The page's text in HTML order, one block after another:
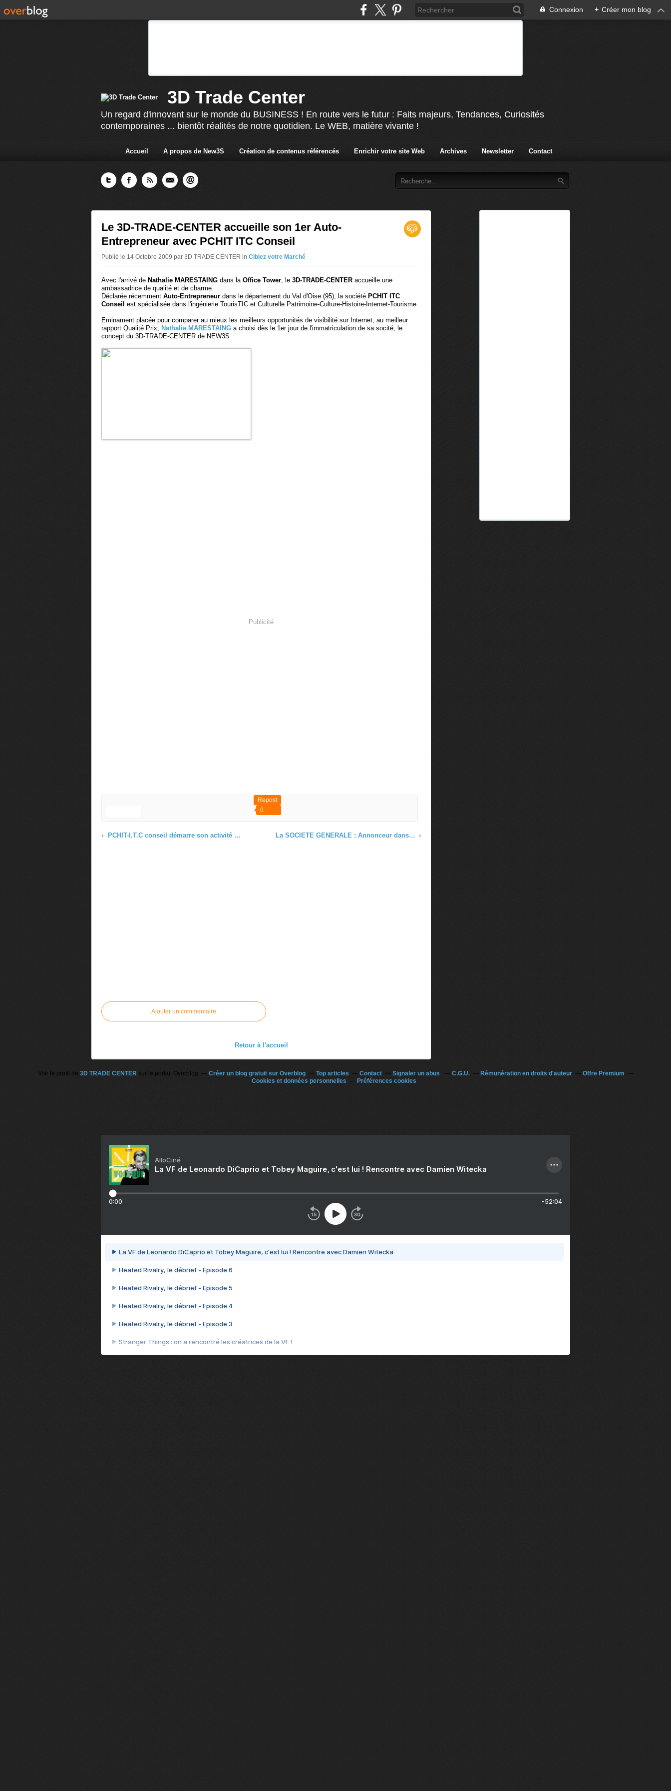
Connexion + Créer mon blog
3D Trade Center
Un regard d'innovant sur le monde du BUSINESS ! En route vers le futur : Faits majeurs, Tendances, Curiosités
contemporaines ... bientôt réalités de notre quotidien. Le WEB, matière vivante !
Accueil A propos de New3S Création de contenus référencés Enrichir votre site Web Archives Newsletter Contact
Le 3D-TRADE-CENTER accueille son 1er Auto-
Entrepreneur avec PCHIT ITC Conseil
Publié le 14 Octobre 2009 par 3D TRADE CENTER in Ciblez votre Marché
Avec l'arrivé de Nathalie MARESTAING dans la Office Tower, le 3D-TRADE-CENTER accueille une
ambassadrice de qualité et de charme.
Déclarée récemment Auto-Entrepreneur dans le département du Val d'Oise (95), la société PCHIT ITC
Conseil est spécialisée dans l'ingénierie TourisTIC et Culturelle Patrimoine-Culture-Histoire-Internet-Tourisme.
Eminament placée pour comparer au mieux les meilleurs opportunités de visibilité sur Internet, au meilleur
rapport Qualité Prix, Nathalie MARESTAING a choisi dès le 1er jour de l'immatriculation de sa socité, le
concept du 3D-TRADE-CENTER de NEW3S.
Publicité
Repost
0
PCHIT-I.T.C conseil démarre son activité en conseil NTIC ›
La SOCIETE GENERALE : Annonceur dans la Office Tower du 3DTC by NEW3S
Ajouter un commentaire
Retour à l'accueil
Voir le profil de 3D TRADE CENTERsur le portail Overblog Créer un blog gratuit sur Overblog Top articles Contact Signaler un abus C.G.U. Rémunération en droits d'auteur
Offre Premium
Cookies et données personnelles
Préférences cookies
AlloCiné
La VF de Leonardo DiCaprio et Tobey Maguire, c'est lui ! Rencontre avec Damien Witecka
0:00 -52:04
La VF de Leonardo DiCaprio et Tobey Maguire, c'est lui ! Rencontre avec Damien Witecka
Heated Rivalry, le débrief - Episode 6
Heated Rivalry, le débrief - Episode 5
Heated Rivalry, le débrief - Episode 4
Heated Rivalry, le débrief - Episode 3
Stranger Things : on a rencontré les créatrices de la VF !